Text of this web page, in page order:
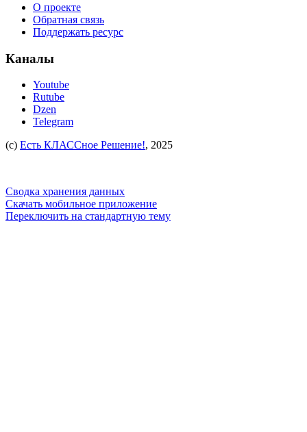
О проекте
Обратная связь
Поддержать ресурс
Каналы
Youtube
Rutube
Dzen
Telegram
(c) Есть КЛАССное Решение!, 2025
Сводка хранения данных
Скачать мобильное приложение
Переключить на стандартную тему